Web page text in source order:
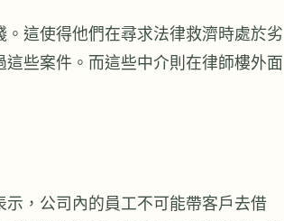
這使得他們在尋求法律救濟時處於劣
些案件。而這些中介則在律師樓外面
，公司內的員工不可能帶客戶去借